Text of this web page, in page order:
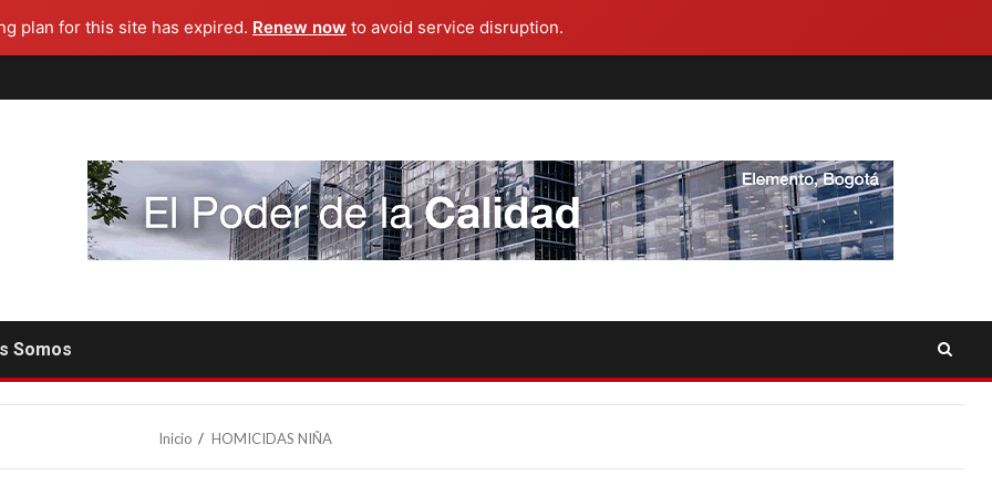
plan for this site has expired. Renew now to avoid service disruption.
Somos
Inicio HOMICIDAS NIÑA